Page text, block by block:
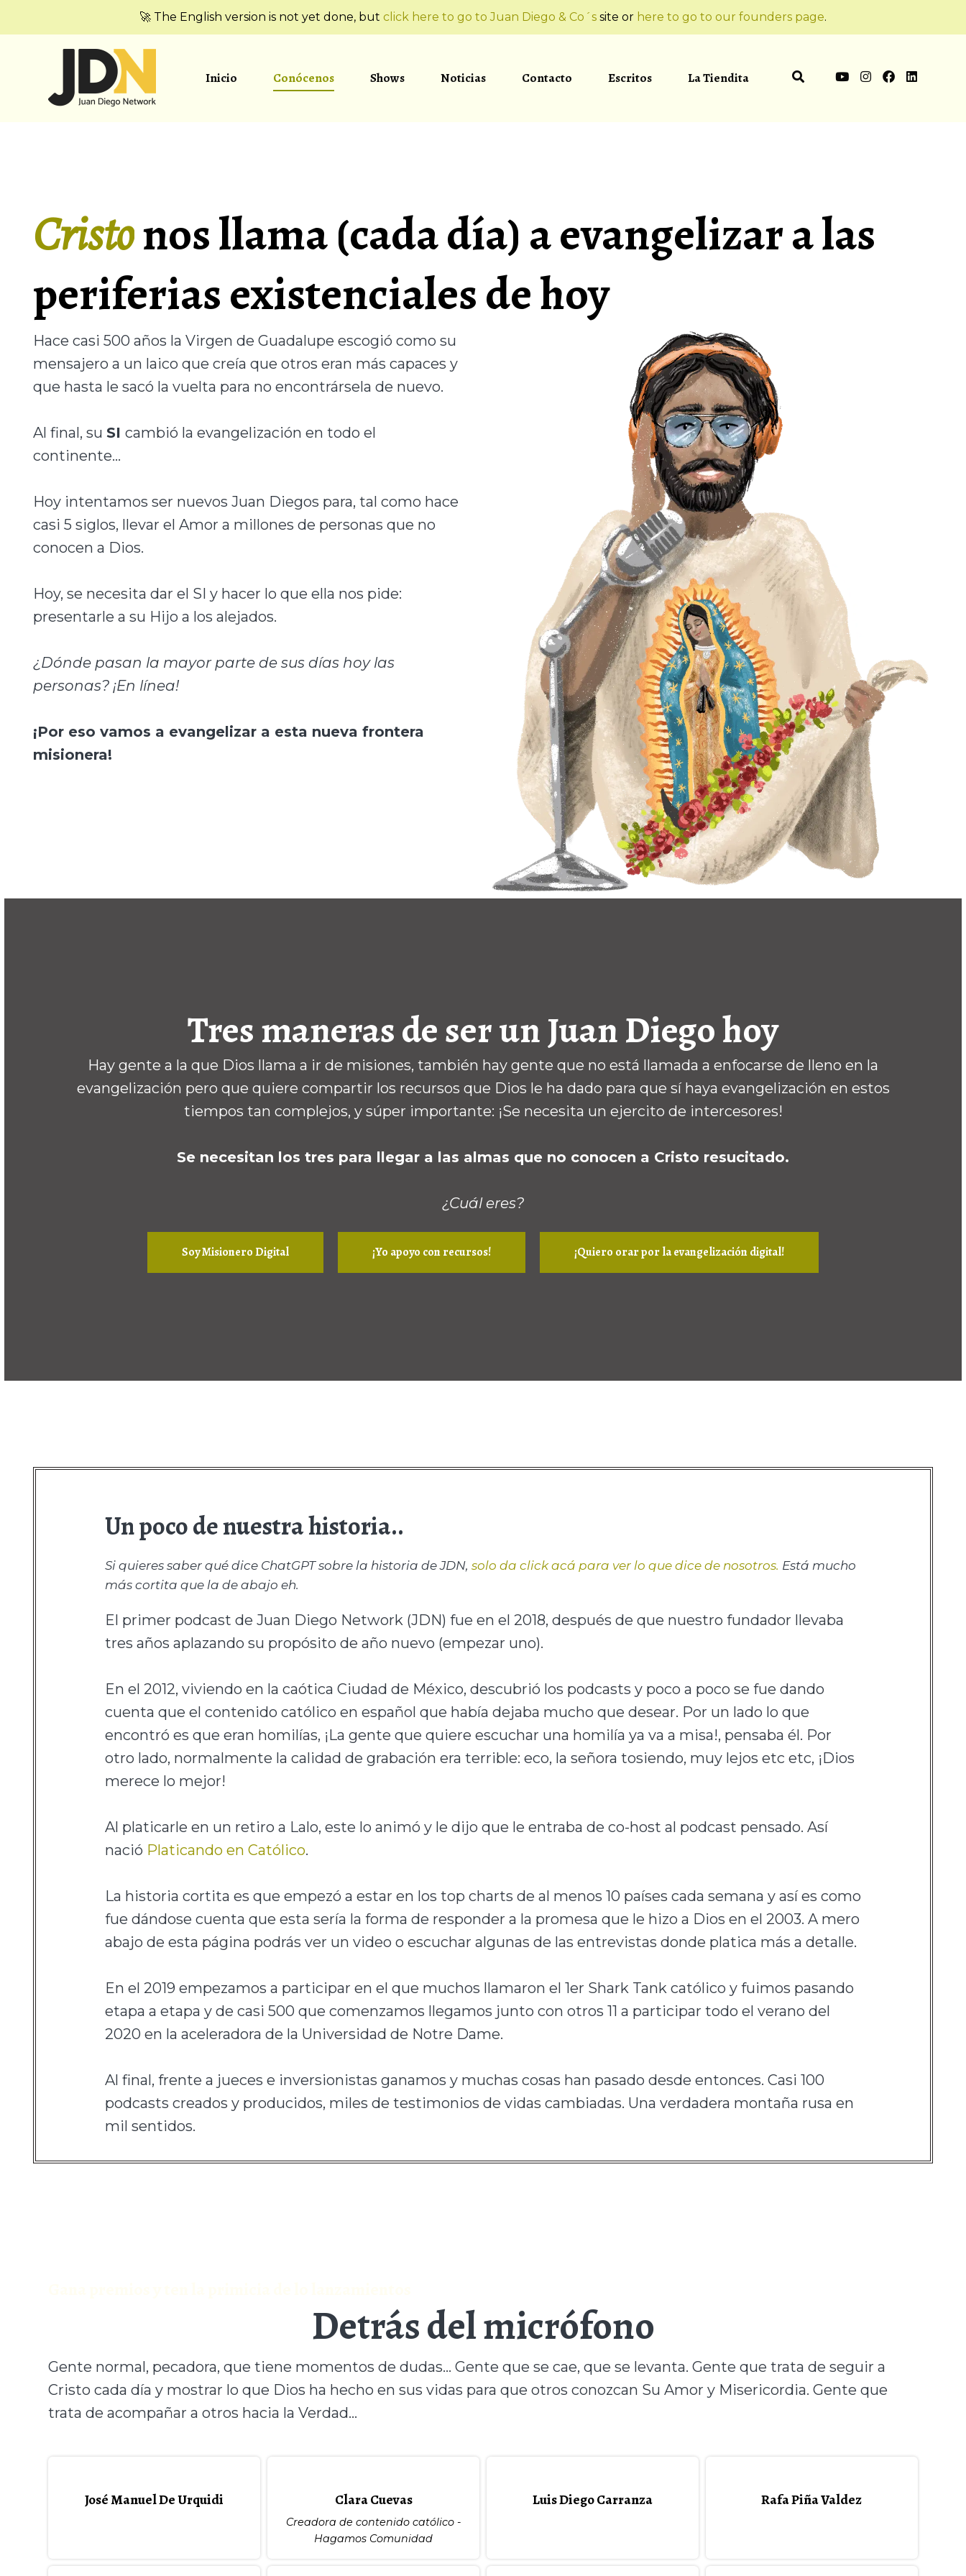
🚀 The English version is not yet done, but click here to go to Juan Diego & Co´s site or here to go to our founders page.
Inicio Conócenos Shows Noticias Contacto Escritos La Tiendita
Cristonos llama (cada día) a evangelizar a las
periferias existenciales de hoy
Hace casi 500 años la Virgen de Guadalupe escogió como su
mensajero a un laico que creía que otros eran más capaces y
que hasta le sacó la vuelta para no encontrársela de nuevo.
Al final, su SI cambió la evangelización en todo el
continente...
Hoy intentamos ser nuevos Juan Diegos para, tal como hace
casi 5 siglos, llevar el Amor a millones de personas que no
conocen a Dios.
Hoy, se necesita dar el SI y hacer lo que ella nos pide:
presentarle a su Hijo a los alejados.
¿Dónde pasan la mayor parte de sus días hoy las
personas? ¡En línea!
¡Por eso vamos a evangelizar a esta nueva frontera
misionera!
Tres maneras de ser un Juan Diego hoy
Hay gente a la que Dios llama a ir de misiones, también hay gente que no está llamada a enfocarse de lleno en la
evangelización pero que quiere compartir los recursos que Dios le ha dado para que sí haya evangelización en estos
tiempos tan complejos, y súper importante: ¡Se necesita un ejercito de intercesores!
Se necesitan los tres para llegar a las almas que no conocen a Cristo resucitado.
¿Cuál eres?
Soy Misionero Digital ¡Yo apoyo con recursos! ¡Quiero orar por la evangelización digital!
Un poco de nuestra historia..
Si quieres saber qué dice ChatGPT sobre la historia de JDN, solo da click acá para ver lo que dice de nosotros. Está mucho
más cortita que la de abajo eh.
El primer podcast de Juan Diego Network (JDN) fue en el 2018, después de que nuestro fundador llevaba
tres años aplazando su propósito de año nuevo (empezar uno).
En el 2012, viviendo en la caótica Ciudad de México, descubrió los podcasts y poco a poco se fue dando
cuenta que el contenido católico en español que había dejaba mucho que desear. Por un lado lo que
encontró es que eran homilías, ¡La gente que quiere escuchar una homilía ya va a misa!, pensaba él. Por
otro lado, normalmente la calidad de grabación era terrible: eco, la señora tosiendo, muy lejos etc etc, ¡Dios
merece lo mejor!
Al platicarle en un retiro a Lalo, este lo animó y le dijo que le entraba de co-host al podcast pensado. Así
nació Platicando en Católico.
La historia cortita es que empezó a estar en los top charts de al menos 10 países cada semana y así es como
fue dándose cuenta que esta sería la forma de responder a la promesa que le hizo a Dios en el 2003. A mero
abajo de esta página podrás ver un video o escuchar algunas de las entrevistas donde platica más a detalle.
En el 2019 empezamos a participar en el que muchos llamaron el 1er Shark Tank católico y fuimos pasando
etapa a etapa y de casi 500 que comenzamos llegamos junto con otros 11 a participar todo el verano del
2020 en la aceleradora de la Universidad de Notre Dame.
Al final, frente a jueces e inversionistas ganamos y muchas cosas han pasado desde entonces. Casi 100
podcasts creados y producidos, miles de testimonios de vidas cambiadas. Una verdadera montaña rusa en
mil sentidos.
Detrás del micrófono
Gente normal, pecadora, que tiene momentos de dudas... Gente que se cae, que se levanta. Gente que trata de seguir a
Cristo cada día y mostrar lo que Dios ha hecho en sus vidas para que otros conozcan Su Amor y Misericordia. Gente que
trata de acompañar a otros hacia la Verdad...
José Manuel De Urquidi Clara Cuevas
Creadora de contenido católico -
Hagamos Comunidad
Luis Diego Carranza Rafa Piña Valdez